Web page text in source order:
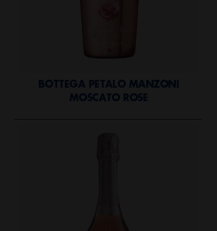
BOTTEGA PETALO MANZONI
MOSCATO ROSE